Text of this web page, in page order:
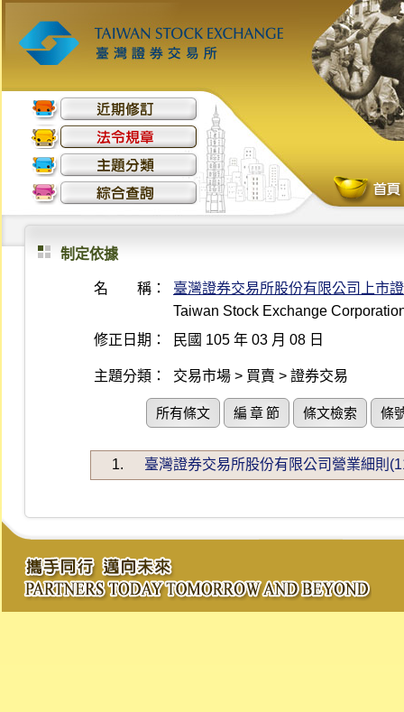
制定依據
名 稱：
臺灣證券交易所股份有限公司上市
Taiwan Stock Exchange
修正日期：
民國 105 年 03 月 08 日
主題分類： 交易市場 > 買賣 > 證券交易
所有條文 編 章 節 條文檢索 條
1. 臺灣證券交易所股份有限公司營業細則